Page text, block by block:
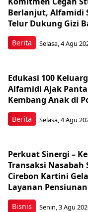
Berita
Berlanjut, Alfamidi
Telur Dukung Gizi
Selasa, 4 Agu
Berita
Edukasi 100
Alfamidi Ajak
Kembang Anak di
Selasa, 4 Agu
Bisnis
Perkuat Sinergi –
Transaksi Nasabah
Cirebon Kartini
Layanan Pensiunan
Senin, 3 Agu